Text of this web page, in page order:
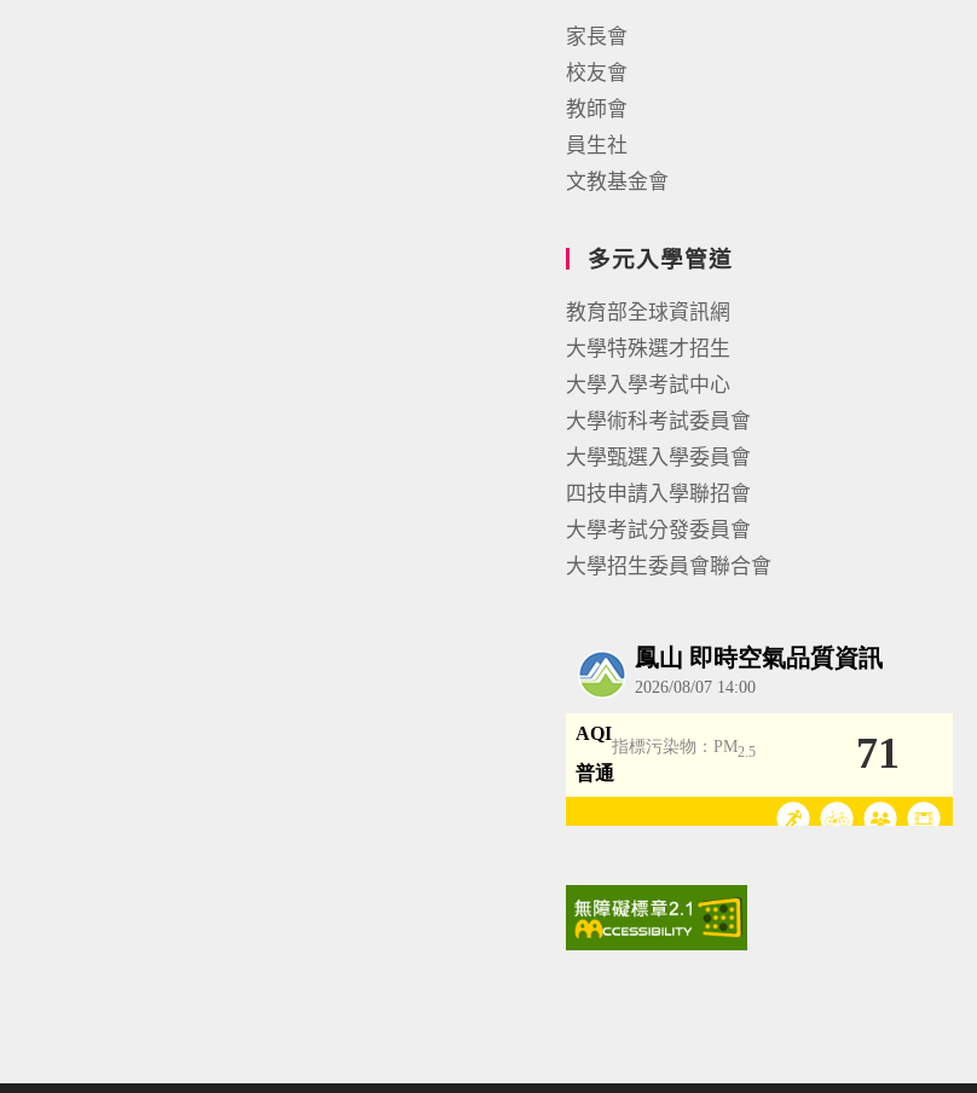
家長會
校友會
教師會
員生社
文教基金會
多元入學管道
教育部全球資訊網
大學特殊選才招生
大學入學考試中心
大學術科考試委員會
大學甄選入學委員會
四技申請入學聯招會
大學考試分發委員會
大學招生委員會聯合會